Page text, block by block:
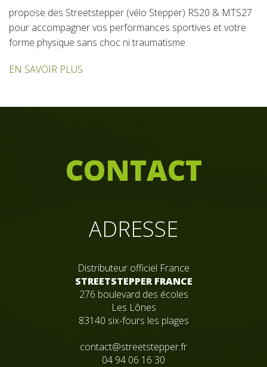
propose des Streetstepper (vélo Stepper) RS20 & MTS27
pour accompagner vos performances sportives et votre
forme physique sans choc ni traumatisme
EN SAVOIR PLUS
CONTACT
ADRESSE
Distributeur officiel France
STREETSTEPPER FRANCE
276 boulevard des écoles
Les Lônes
83140 six-fours les plages
contact@streetstepper.fr
04 94 06 16 30